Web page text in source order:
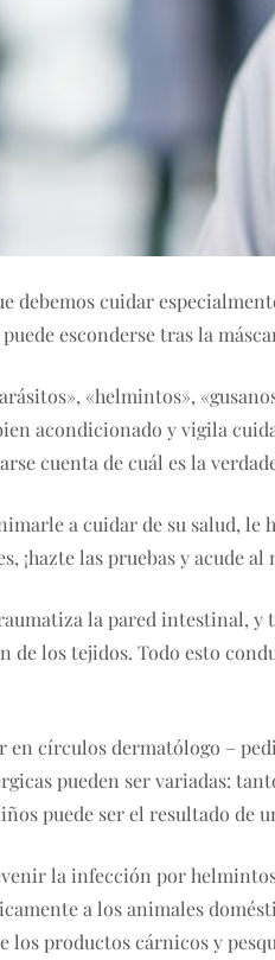
debemos cuidar
esconderse tras la
«helmintos»,
acondicionado y vigila
cuenta de cuál es la
a cuidar de su salud,
¡hazte las pruebas y acude al
la pared intestinal,
los tejidos. Todo esto
en círculos dermatólogo –
pueden ser variadas:
puede ser el resultado de
la infección por
a los animales
productos cárnicos y